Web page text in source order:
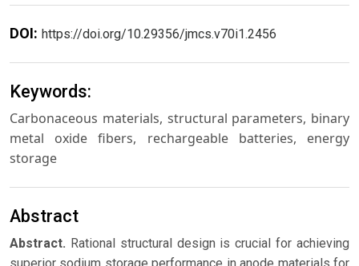
DOI: https://doi.org/10.29356/jmcs.v70i1.2456
Keywords:
Carbonaceous materials, structural parameters, binary
metal oxide fibers, rechargeable batteries, energy
storage
Abstract
Abstract. Rational structural design is crucial for achieving
superior sodium storage performance in anode materials for